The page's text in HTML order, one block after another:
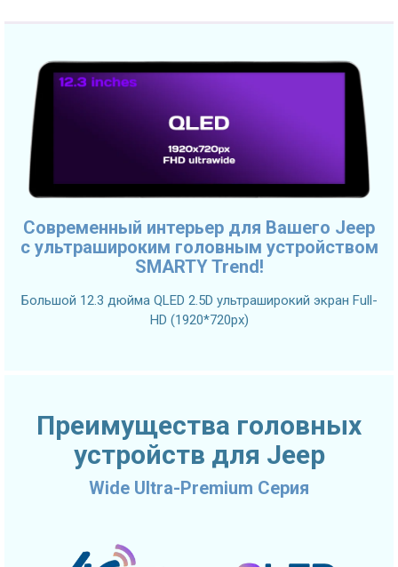
Современный интерьер для Вашего Jeep
с ультрашироким головным устройством
SMARTY Trend!
Большой 12.3 дюйма QLED 2.5D ультраширокий экран Full-
HD (1920*720px)
Преимущества головных
устройств для Jeep
Wide Ultra-Premium Серия